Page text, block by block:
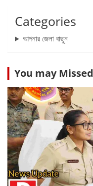
Categories
আপনার জেলা বাছুন
You may Missed